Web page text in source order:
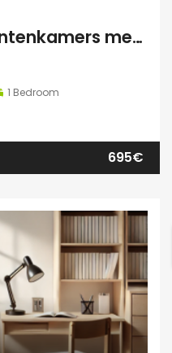
3 nieuwbouw studentenkamers met eigen sanitair
1 Bedroom
695€